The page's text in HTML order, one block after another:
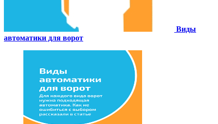
Виды
автоматики для ворот